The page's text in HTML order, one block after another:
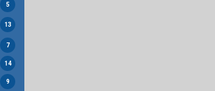
5
13
7
14
9